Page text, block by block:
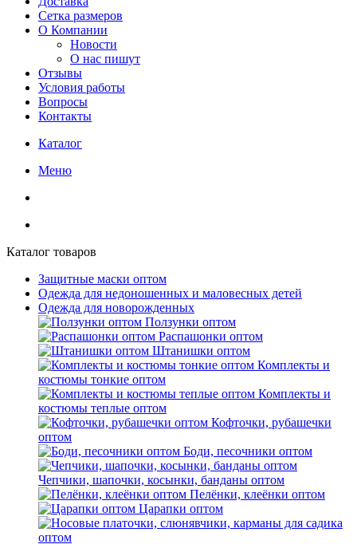
Сетка размеров
О Компании
Новости
О нас пишут
Отзывы
Условия работы
Вопросы
Контакты
Каталог
Меню
Каталог товаров
Защитные маски оптом
Одежда для недоношенных и маловесных детей
Одежда для новорожденных
Ползунки оптом
Распашонки оптом
Штанишки оптом
Комплекты и
костюмы тонкие оптом
Комплекты и
костюмы теплые оптом
Кофточки, рубашечки
оптом
Боди, песочники оптом
Чепчики, шапочки, косынки, банданы оптом
Пелёнки, клеёнки оптом
Царапки оптом